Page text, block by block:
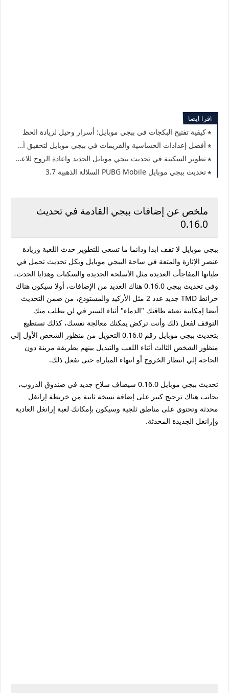
اقرا ايضا
كيفية تفتيح البكجات في ببجي موبايل: أسرار وحيل لزيادة الحظ
أفضل إعدادات الحساسية والفريمات في ببجي موبايل لتحقيق أداء مثالي
تطوير السكينة في تحديث ببجي موبايل الجديد واعادة الروح للاعب
تحديث ببجي موبايل PUBG Mobile السلالة الذهبية 3.7
ملخص عن إضافات ببجي القادمة في تحديث
0.16.0
ببجي موبايل لا تقف ابدا ودائما ما تسعى للتطوير حدث اللعبة وزيادة
عنصر الإثارة والمتعة في ساحة الببجي موبايل وبكل تحديث تحمل في
طياتها المفاجأت العديدة مثل الأسلحة الجديدة والسكنات وهدايا الحدث،
وفي تحديث ببجي 0.16.0 هناك العديد من الإضافات، أولا سيكون هناك
خرائط TMD جديد عدد 2 مثل الأركيد والمستودع، من ضمن التحديث
أيضا إمكانية تعبئة طاقتك "الدماء" أثناء السير في لن يطلب منك
التوقف لفعل ذلك وأنت تركض يمكنك معالجة نفسك، كذلك تستطيع
بتحديث ببجي موبايل رقم 0.16.0 التحويل من منظور الشخص الأول إلي
منظور الشخص الثالث أثناء اللعب والتبديل بينهم بطريقة مرينة دون
الحاجة إلي انتظار الخروج أو انتهاء المباراة حتى تفعل ذلك.
تحديث ببجي موبايل 0.16.0 سيضاف سلاح جديد في صندوق الدروب،
بجانب هناك ترجيح كبير على إضافة نسخة ثانية من خريطة إرانغل
محدثة وتحتوي على مناطق ثلجية وسيكون بإمكانك لعبة إرانغل العادية
وإرانغل الجديدة المحدثة.